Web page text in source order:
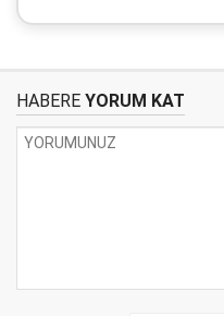
HABERE YORUM KAT